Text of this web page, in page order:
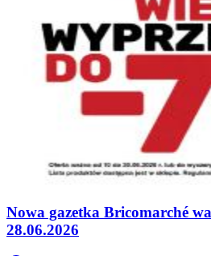
Nowa gazetka Bricomarché
28.06.2026